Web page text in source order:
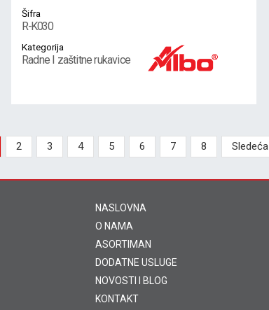
Šifra
R-K030
Kategorija
Radne I zaštitne rukavice
2 3 4 5 6 7 8 Sledeća
NASLOVNA
O NAMA
ASORTIMAN
DODATNE USLUGE
NOVOSTI I BLOG
KONTAKT